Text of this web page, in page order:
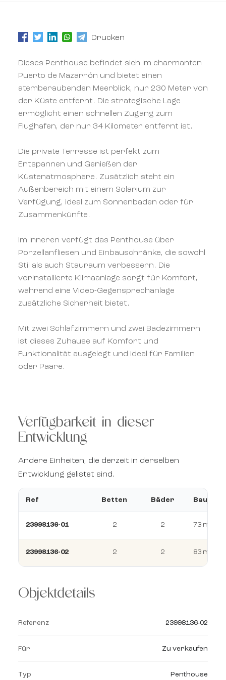
Drucken
Dieses Penthouse befindet sich im charmanten
Puerto de Mazarrón und bietet einen
atemberaubenden Meerblick, nur 230 Meter von
der Küste entfernt. Die strategische Lage
ermöglicht einen schnellen Zugang zum
Flughafen, der nur 34 Kilometer entfernt ist.
Die private Terrasse ist perfekt zum
Entspannen und Genießen der
Küstenatmosphäre. Zusätzlich steht ein
Außenbereich mit einem Solarium zur
Verfügung, ideal zum Sonnenbaden oder für
Zusammenkünfte.
Im Inneren verfügt das Penthouse über
Porzellanfliesen und Einbauschränke, die sowohl
Stil als auch Stauraum verbessern. Die
vorinstallierte Klimaanlage sorgt für Komfort,
während eine Video-Gegensprechanlage
zusätzliche Sicherheit bietet.
Mit zwei Schlafzimmern und zwei Badezimmern
ist dieses Zuhause auf Komfort und
Funktionalität ausgelegt und ideal für Familien
oder Paare.
Verfügbarkeit in dieser
Entwicklung
Andere Einheiten, die derzeit in derselben
Entwicklung gelistet sind.
Ref Betten Bäder Baujahr
23998136-01 2 2 73 m²
23998136-02 2 2 83 m²
Objektdetails
Referenz 23998136-02
Für Zu verkaufen
Typ Penthouse